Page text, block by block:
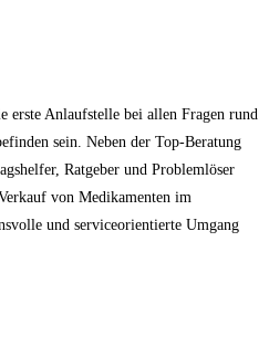
erste Anlaufstelle bei allen Fragen rund
sein. Neben der Top-Beratung
Ratgeber und Problemlöser
von Medikamenten im
und serviceorientierte Umgang